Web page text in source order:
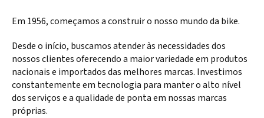
Em 1956, começamos a construir o nosso mundo da bike.
Desde o início, buscamos atender às necessidades dos
nossos clientes oferecendo a maior variedade em produtos
nacionais e importados das melhores marcas. Investimos
constantemente em tecnologia para manter o alto nível
dos serviços e a qualidade de ponta em nossas marcas
próprias.